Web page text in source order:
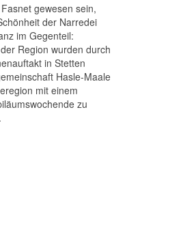
gewesen sein,
der Narredei
im Gegenteil:
Region wurden durch
in Stetten
Hasle-Maale
mit einem
zu